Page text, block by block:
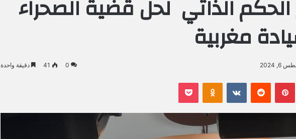
الحكم الذاتي لحل قضية الصحراء
مغربية
2024
0
41 دقيقة واحدة
بينتيريست